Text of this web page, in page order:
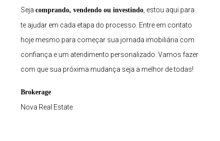
Seja comprando, vendendo ou investindo , estou aqui para
te ajudar em cada etapa do processo. Entre em contato
hoje mesmo para começar sua jornada imobiliária com
confiança e um atendimento personalizado. Vamos fazer
com que sua próxima mudança seja a melhor de todas!
Brokerage
Nova Real Estate